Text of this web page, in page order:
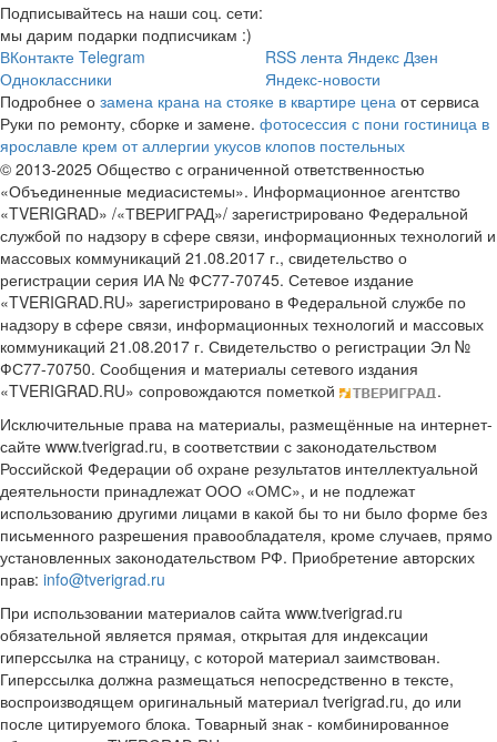
Подписывайтесь на наши соц. сети:
мы дарим подарки подписчикам :)
ВКонтакте Telegram
Одноклассники
RSS лента Яндекс Дзен
Яндекс-новости
Подробнее о замена крана на стояке в квартире цена от сервиса
Руки по ремонту, сборке и замене. фотосессия с пони гостиница в
ярославле крем от аллергии укусов клопов постельных
© 2013-2025 Общество с ограниченной ответственностью
«Объединенные медиасистемы». Информационное агентство
«TVERIGRAD» /«ТВЕРИГРАД»/ зарегистрировано Федеральной
службой по надзору в сфере связи, информационных технологий и
массовых коммуникаций 21.08.2017 г., свидетельство о
регистрации серия ИА № ФС77-70745. Сетевое издание
«TVERIGRAD.RU» зарегистрировано в Федеральной службе по
надзору в сфере связи, информационных технологий и массовых
коммуникаций 21.08.2017 г. Свидетельство о регистрации Эл №
ФС77-70750. Сообщения и материалы сетевого издания
«TVERIGRAD.RU» сопровождаются пометкой
.
Исключительные права на материалы, размещённые на интернет-
сайте www.tverigrad.ru, в соответствии с законодательством
Российской Федерации об охране результатов интеллектуальной
деятельности принадлежат ООО «ОМС», и не подлежат
использованию другими лицами в какой бы то ни было форме без
письменного разрешения правообладателя, кроме случаев, прямо
установленных законодательством РФ. Приобретение авторских
прав: info@tverigrad.ru
При использовании материалов сайта www.tverigrad.ru
обязательной является прямая, открытая для индексации
гиперссылка на страницу, с которой материал заимствован.
Гиперссылка должна размещаться непосредственно в тексте,
воспроизводящем оригинальный материал tverigrad.ru, до или
после цитируемого блока. Товарный знак - комбинированное